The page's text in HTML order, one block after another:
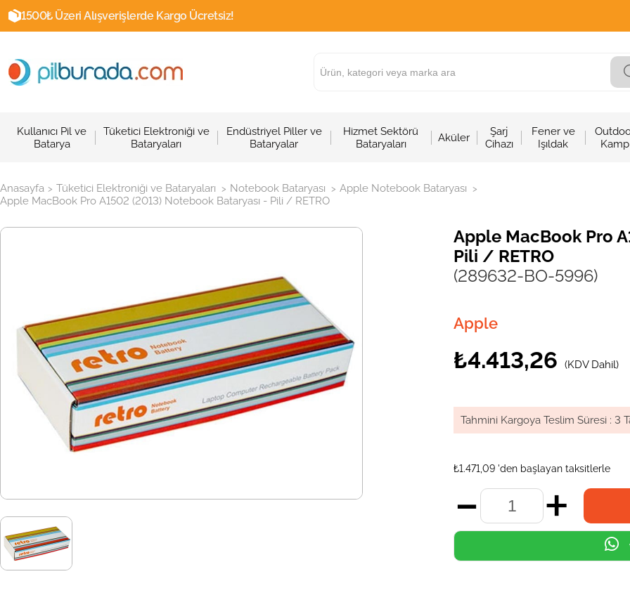
1500₺ Üzeri Alışverişlerde Kargo Ücretsiz!
Kullanıcı Pil ve
Batarya
Tüketici Elektroniği ve
Bataryaları
Endüstriyel Piller ve
Bataryalar
Hizmet Sektörü
Bataryaları
Aküler
Şarj
Cihazı
Fener ve
Işıldak
Kamp
Anasayfa > Tüketici Elektroniği ve Bataryaları > Notebook Bataryası > Apple Notebook Bataryası >
Apple MacBook Pro A1502 (2013) Notebook Bataryası - Pili / RETRO
Apple MacBook Pro
Pili / RETRO
(289632-BO-5996)
Apple
₺4.413,26 (KDV Dahil)
Tahmini Kargoya Teslim Süresi : 3
₺1.471,09 'den başlayan taksitlerle